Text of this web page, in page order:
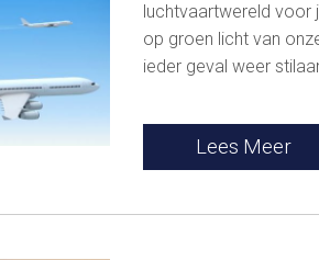
luchtvaartwereld voor
op groen licht van
ieder geval weer
Lees Meer